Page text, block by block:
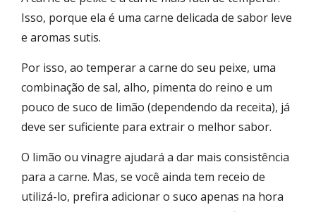
Isso, porque ela é uma carne delicada de sabor leve
e aromas sutis.
Por isso, ao temperar a carne do seu peixe, uma
combinação de sal, alho, pimenta do reino e um
pouco de suco de limão (dependendo da receita), já
deve ser suficiente para extrair o melhor sabor.
O limão ou vinagre ajudará a dar mais consistência
para a carne. Mas, se você ainda tem receio de
utilizá-lo, prefira adicionar o suco apenas na hora